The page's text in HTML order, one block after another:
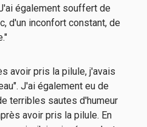
également souffert de
d'un inconfort constant, de
avoir pris la pilule, j'avais
J'ai également eu de
terribles sautes d'humeur
avoir pris la pilule. En